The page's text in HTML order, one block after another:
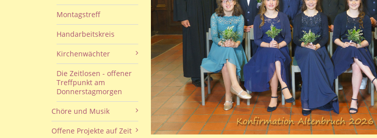
Montagstreff
Handarbeitskreis
Kirchenwächter
Die Zeitlosen - offener
Treffpunkt am
Donnerstagmorgen
Chöre und Musik
Offene Projekte auf Zeit